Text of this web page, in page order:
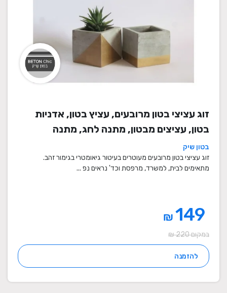
זוג עציצי בטון מרובעים, עציץ בטון, אדניות
בטון, עציצים מבטון, מתנה לחג, מתנה
לעובדים, מתנות לחנוכת בית, עציצים מתנה,
מתנה, מתנות מיוחדות
בטון שיק
זוג עציצי בטון מרובעים מעוטרים בעיטור גיאומטרי בגימור זהב.
מתאימים לבית, למשרד, מרפסת וכד' נראים נפ ...
₪
במקום 220 ₪
להזמנה